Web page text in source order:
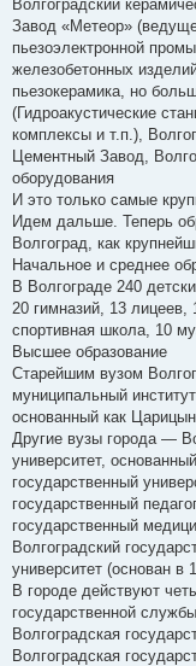
Волгоградский
Завод «Метеор»
пьезоэлектронной
железобетонных
пьезокерамика, но
(Гидроакустические
комплексы и т.п.),
Цементный Завод,
оборудования
И это только самые
Идем дальше. Теперь
Волгоград, как
Начальное и среднее
В Волгограде 240
20 гимназий, 13 лицеев,
спортивная школа, 10
Высшее образование
Старейшим вузом
муниципальный
основанный как
Другие вузы города —
университет,
государственный
государственный
государственный
Волгоградский
университет (основан в
В городе действуют
государственной
Волгоградская
Волгоградская